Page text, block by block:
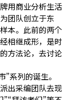
用商业分析生活
团队创立于东
本。此前的两个
相继成形，是时
方法论，去讨论
系列的诞生。
出采编团队去现